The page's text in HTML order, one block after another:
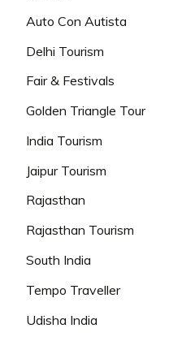
Auto Con Autista
Delhi Tourism
Fair & Festivals
Golden Triangle Tour
India Tourism
Jaipur Tourism
Rajasthan
Rajasthan Tourism
South India
Tempo Traveller
Udisha India